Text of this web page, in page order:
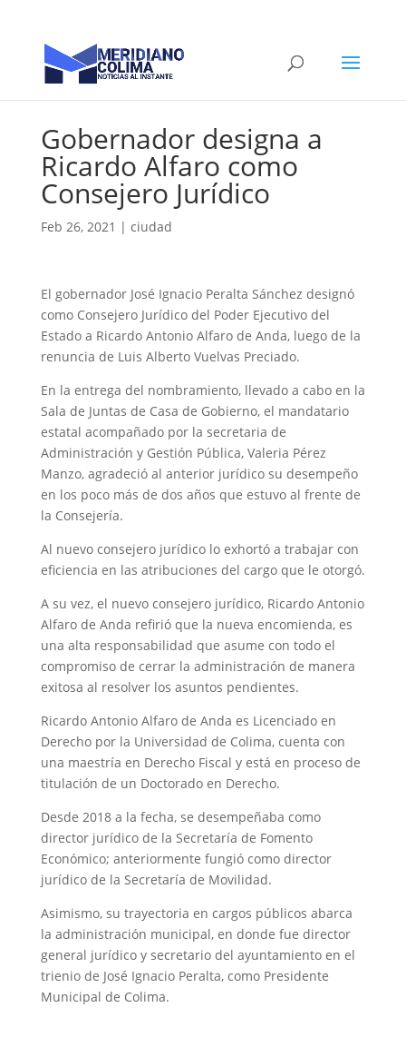
Gobernador designa a
Ricardo Alfaro como
Consejero Jurídico
Feb 26, 2021 | ciudad
El gobernador José Ignacio Peralta Sánchez designó
como Consejero Jurídico del Poder Ejecutivo del
Estado a Ricardo Antonio Alfaro de Anda, luego de la
renuncia de Luis Alberto Vuelvas Preciado.
En la entrega del nombramiento, llevado a cabo en la
Sala de Juntas de Casa de Gobierno, el mandatario
estatal acompañado por la secretaria de
Administración y Gestión Pública, Valeria Pérez
Manzo, agradeció al anterior jurídico su desempeño
en los poco más de dos años que estuvo al frente de
la Consejería.
Al nuevo consejero jurídico lo exhortó a trabajar con
eficiencia en las atribuciones del cargo que le otorgó.
A su vez, el nuevo consejero jurídico, Ricardo Antonio
Alfaro de Anda refirió que la nueva encomienda, es
una alta responsabilidad que asume con todo el
compromiso de cerrar la administración de manera
exitosa al resolver los asuntos pendientes.
Ricardo Antonio Alfaro de Anda es Licenciado en
Derecho por la Universidad de Colima, cuenta con
una maestría en Derecho Fiscal y está en proceso de
titulación de un Doctorado en Derecho.
Desde 2018 a la fecha, se desempeñaba como
director jurídico de la Secretaría de Fomento
Económico; anteriormente fungió como director
jurídico de la Secretaría de Movilidad.
Asimismo, su trayectoria en cargos públicos abarca
la administración municipal, en donde fue director
general jurídico y secretario del ayuntamiento en el
trienio de José Ignacio Peralta, como Presidente
Municipal de Colima.